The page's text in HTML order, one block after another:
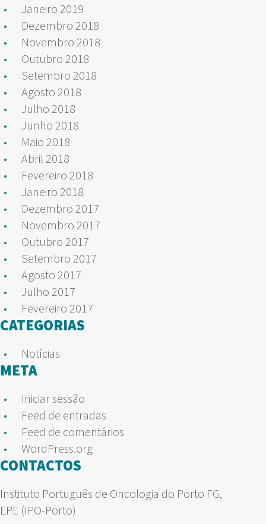
Janeiro 2019
Dezembro 2018
Novembro 2018
Outubro 2018
Setembro 2018
Agosto 2018
Julho 2018
Junho 2018
Maio 2018
Abril 2018
Fevereiro 2018
Janeiro 2018
Dezembro 2017
Novembro 2017
Outubro 2017
Setembro 2017
Agosto 2017
Julho 2017
Fevereiro 2017
CATEGORIAS
Notícias
META
Iniciar sessão
Feed de entradas
Feed de comentários
WordPress.org
CONTACTOS
Instituto Português de Oncologia do Porto FG,
EPE (IPO-Porto)